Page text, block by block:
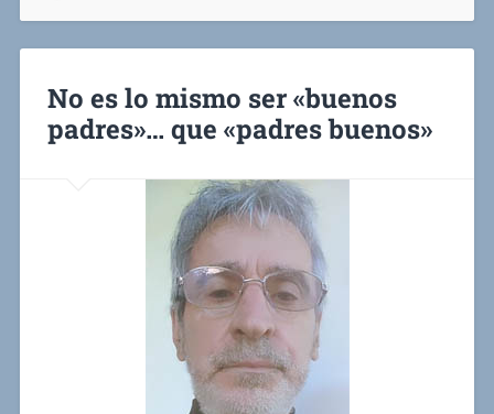
No es lo mismo ser «buenos
padres»… que «padres buenos»